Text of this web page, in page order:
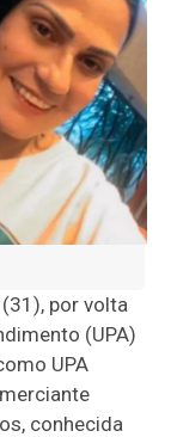
por volta
(UPA)
UPA
conhecida